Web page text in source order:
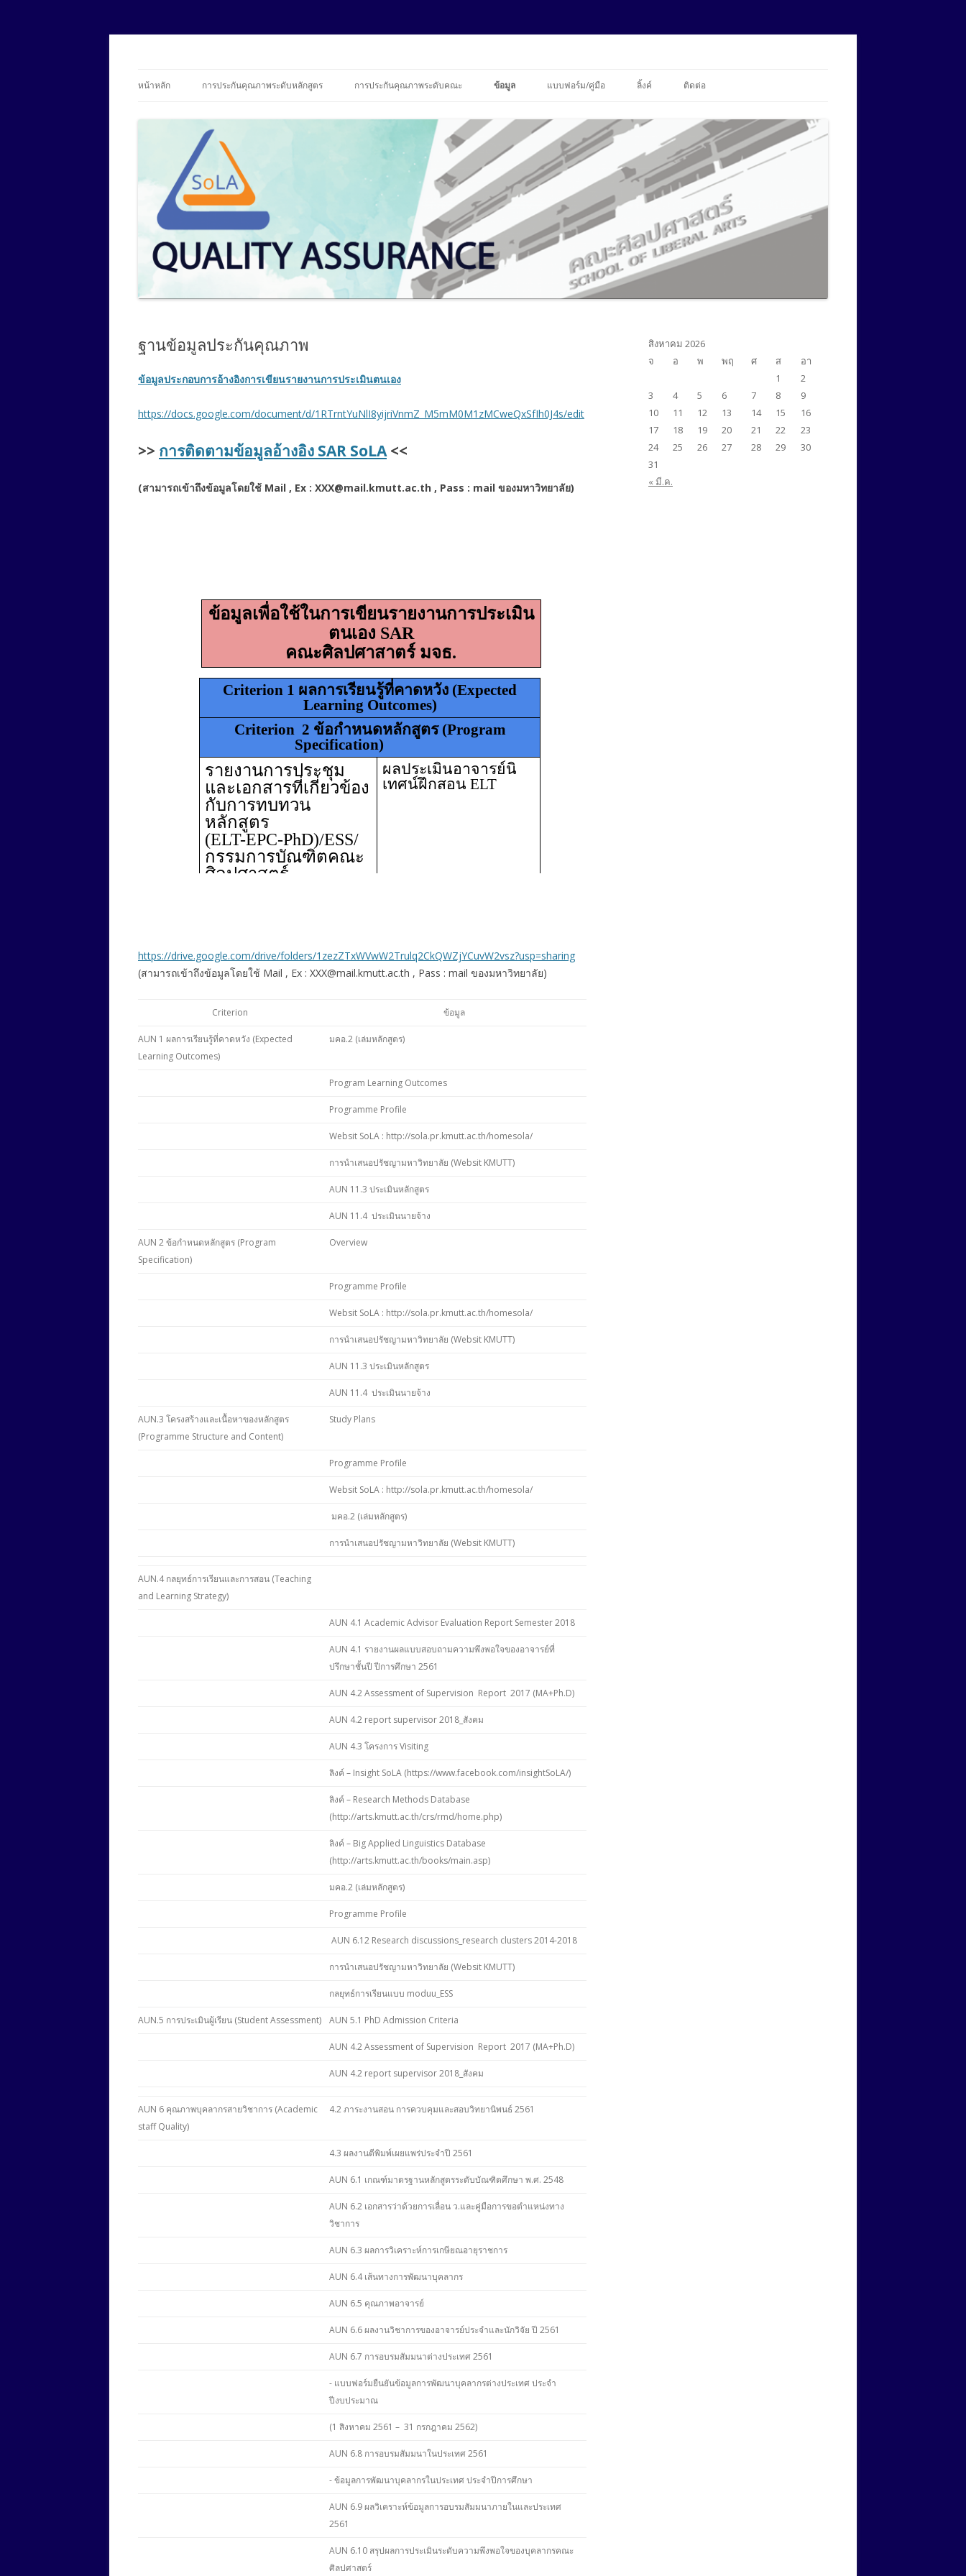
หน้าหลัก การประกันคุณภาพระดับหลักสูตร
มาตรฐาน
อาจารย์ประจำหลักสูตร ประจำปีการศึกษา 2562
ประจำปีการศึกษา 2563
รายงานการประเมินตนเอง (SAR)
รายงานการประเมินตนเอง (SAR)
ระดับปริญญาโท ปีการศึกษา 2563
ศศ.ม.ภาษาศาสตร์ประยุกต์ ด้านการ
สอนภาษาอังกฤษ (นานาชาติ)
ศศ.ม.ภาษาอังกฤษเพื่อการสื่อสารใน
วิชาชีพและนานาชาติ (นานาชาติ)
ระดับปริญญาเอก ปีการศึกษา 2563
ปร.ด.ภาษาศาสตร์ประยุกต์
(นานาชาติ)
รายงานการประเมินตนเอง (SAR)
2562
ระดับปริญญาโท ปีการศึกษา 2562
ศศ.ม.ภาษาศาสตร์ประยุกต์ ด้านการ
สอนภาษาอังกฤษ (นานาชาติ)
สอนภาษาอังกฤษ (นานาชาติ)
ระดับปริญญาเอก ปีการศึกษา 2562
ปร.ด.ภาษาศาสตร์ประยุกต์
รายงานการประเมินตนเอง (SAR)
2561
ระดับปริญญาโท ปีการศึกษา 2561
วิชาชีพและนานาชาติ (นานาชาติ)
สอนภาษาอังกฤษ (นานาชาติ)
รายงานการประเมินตนเอง (SAR)
วิชาชีพและนานาชาติ (นานาชาติ)
AUN-QA
ศศ.ม.ภาษาศาสตร์ประยุกต์ ด้านการ
สอนภาษาอังกฤษ (นานาชาติ)
AUN-QA
ระดับปริญญาเอก ปีการศึกษา 2559
ปร.ด.ภาษาศาสตร์ประยุกต์
(นานาชาติ)
AUN-QA
การประกันคุณภาพระดับคณะ ข้อมูล
ข้อมูลนักศึกษาคณะศิลปศาสตร์
ฐานข้อมูลประกันคุณภาพ สถานะการอัปโหลดข้อมูล
การควบคุมภายใน
ความร่วมมือทางวิชาการ
แบบฟอร์ม/คู่มือ ลิ้งค์ ติดต่อ
ฐานข้อมูลประกันคุณภาพ
ข้อมูลประกอบการอ้างอิงการเขียนรายงานการประเมินตนเอง
https://docs.google.com/document/d/1RTrntYuNlI8yijriVnmZ_M5mM0M1zMCweQxSfIh0J4s/edit
>> การติดตามข้อมูลอ้างอิง SAR SoLA<<
(สามารถเข้าถึงข้อมูลโดยใช้ Mail , Ex : XXX@mail.kmutt.ac.th , Pass : mail ของมหาวิทยาลัย)
https://drive.google.com/drive/folders/1zezZTxWVwW2Trulq2CkQWZjYCuvW2vsz?usp=sharing
(สามารถเข้าถึงข้อมูลโดยใช้ Mail , Ex : XXX@mail.kmutt.ac.th , Pass : mail ของมหาวิทยาลัย)
Criterion ข้อมูล
AUN 1 ผลการเรียนรู้ที่คาดหวัง (Expected
Learning Outcomes)
มคอ.2 (เล่มหลักสูตร)
Program Learning Outcomes
Programme Profile
Websit SoLA : http://sola.pr.kmutt.ac.th/homesola/
การนำเสนอปรัชญามหาวิทยาลัย (Websit KMUTT)
AUN 11.3 ประเมินหลักสูตร
AUN 11.4 ประเมินนายจ้าง
AUN 2 ข้อกำหนดหลักสูตร (Program
Specification)
Overview
Programme Profile
Websit SoLA : http://sola.pr.kmutt.ac.th/homesola/
การนำเสนอปรัชญามหาวิทยาลัย (Websit KMUTT)
AUN 11.3 ประเมินหลักสูตร
AUN 11.4 ประเมินนายจ้าง
AUN.3 โครงสร้างและเนื้อหาของหลักสูตร
(Programme Structure and Content)
Study Plans
Programme Profile
Websit SoLA : http://sola.pr.kmutt.ac.th/homesola/
มคอ.2 (เล่มหลักสูตร)
การนำเสนอปรัชญามหาวิทยาลัย (Websit KMUTT)
AUN.4 กลยุทธ์การเรียนและการสอน (Teaching
and Learning Strategy)
AUN 4.1 Academic Advisor Evaluation Report Semester 2018
AUN 4.1 รายงานผลแบบสอบถามความพึงพอใจของอาจารย์ที่
ปรึกษาชั้นปี ปีการศึกษา 2561
AUN 4.2 Assessment of Supervision Report 2017 (MA+Ph.D)
AUN 4.2 report supervisor 2018_สังคม
AUN 4.3 โครงการ Visiting
ลิงค์ – Insight SoLA (https://www.facebook.com/insightSoLA/)
ลิงค์ – Research Methods Database
(http://arts.kmutt.ac.th/crs/rmd/home.php)
ลิงค์ – Big Applied Linguistics Database
(http://arts.kmutt.ac.th/books/main.asp)
มคอ.2 (เล่มหลักสูตร)
Programme Profile
AUN 6.12 Research discussions_research clusters 2014-2018
การนำเสนอปรัชญามหาวิทยาลัย (Websit KMUTT)
กลยุทธ์การเรียนแบบ moduu_ESS
AUN.5 การประเมินผู้เรียน (Student Assessment) AUN 5.1 PhD Admission Criteria
AUN 4.2 Assessment of Supervision Report 2017 (MA+Ph.D)
AUN 4.2 report supervisor 2018_สังคม
AUN 6 คุณภาพบุคลากรสายวิชาการ (Academic
staff Quality)
4.2 ภาระงานสอน การควบคุมและสอบวิทยานิพนธ์ 2561
4.3 ผลงานตีพิมพ์เผยแพร่ประจำปี 2561
AUN 6.1 เกณฑ์มาตรฐานหลักสูตรระดับบัณฑิตศึกษา พ.ศ. 2548
AUN 6.2 เอกสารว่าด้วยการเลื่อน ว.และคู่มือการขอตำแหน่งทาง
วิชาการ
AUN 6.3 ผลการวิเคราะห์การเกษียณอายุราชการ
AUN 6.4 เส้นทางการพัฒนาบุคลากร
AUN 6.5 คุณภาพอาจารย์
AUN 6.6 ผลงานวิชาการของอาจารย์ประจำและนักวิจัย ปี 2561
AUN 6.7 การอบรมสัมมนาต่างประเทศ 2561
- แบบฟอร์มยืนยันข้อมูลการพัฒนาบุคลากรต่างประเทศ ประจำ
ปีงบประมาณ
(1 สิงหาคม 2561 – 31 กรกฎาคม 2562)
AUN 6.8 การอบรมสัมมนาในประเทศ 2561
- ข้อมูลการพัฒนาบุคลากรในประเทศ ประจำปีการศึกษา
AUN 6.9 ผลวิเคราะห์ข้อมูลการอบรมสัมมนาภายในและประเทศ
2561
AUN 6.10 สรุปผลการประเมินระดับความพึงพอใจของบุคลากรคณะ
ศิลปศาสตร์
สิงหาคม 2026
จ
อ พ พฤ ศ ส อา
« มี.ค.
1
2
3
4 5 6 7 8
9
10
11 12 13 14 15
16
17
18 19 20 21 22
23
24
25 26 27 28 29
30
31